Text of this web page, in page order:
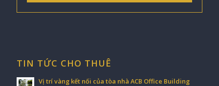
TIN TỨC CHO THUÊ
Vị trí vàng kết nối của tòa nhà ACB Office Building